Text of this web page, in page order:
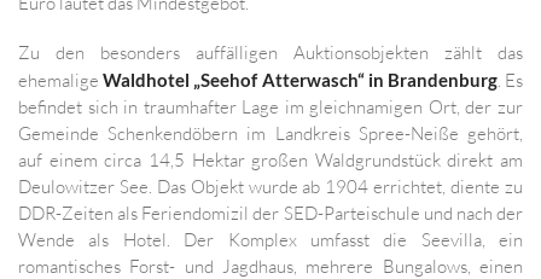
Zu den besonders auffälligen Auktionsobjekten zählt das
ehemaligeWaldhotel „Seehof Atterwasch“ in Brandenburg. Es
befindet sich in traumhafter Lage im gleichnamigen Ort, der zur
Gemeinde Schenkendöbern im Landkreis Spree-Neiße gehört,
auf einem circa 14,5 Hektar großen Waldgrundstück direkt am
Deulowitzer See. Das Objekt wurde ab 1904 errichtet, diente zu
DDR-Zeiten als Feriendomizil der SED-Parteischule und nach der
Wende als Hotel. Der Komplex umfasst die Seevilla, ein
romantisches Forst- und Jagdhaus, mehrere Bungalows, einen